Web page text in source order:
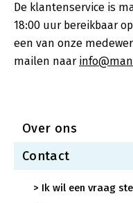
Over ons
Contact
Ik wil een vraag
De klantenservice is
18:00 uur bereikbaar
een van onze
mailen naar